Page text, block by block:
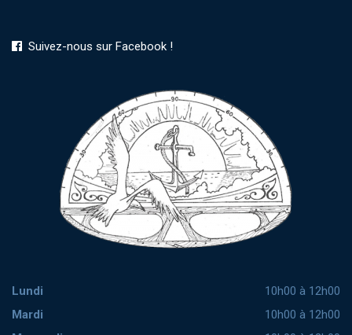
Suivez-nous sur Facebook !
Lundi
10h00 à 12h00
Mardi
10h00 à 12h00